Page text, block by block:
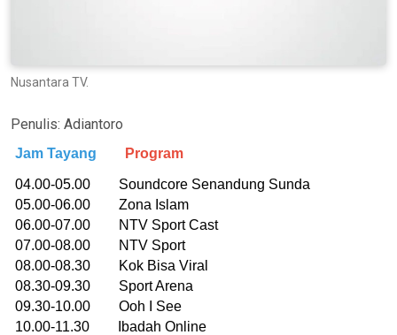
Nusantara TV.
Penulis: Adiantoro
Jam Tayang Program
04.00-05.00 Soundcore Senandung Sunda
05.00-06.00 Zona Islam
06.00-07.00 NTV Sport Cast
07.00-08.00 NTV Sport
08.00-08.30 Kok Bisa Viral
08.30-09.30 Sport Arena
09.30-10.00 Ooh I See
10.00-11.30 Ibadah Online